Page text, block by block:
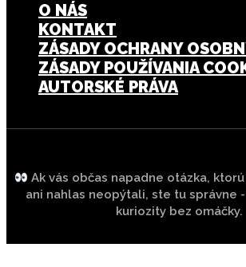
O NÁS
KONTAKT
ZÁSADY OCHRANY
ZÁSADY POUŽÍVANIA
AUTORSKÉ PRÁVA
Ak vás občas napadne otázka,
ani nahlas neopýtali, ste tu správne
kuriozity bez omáčky.